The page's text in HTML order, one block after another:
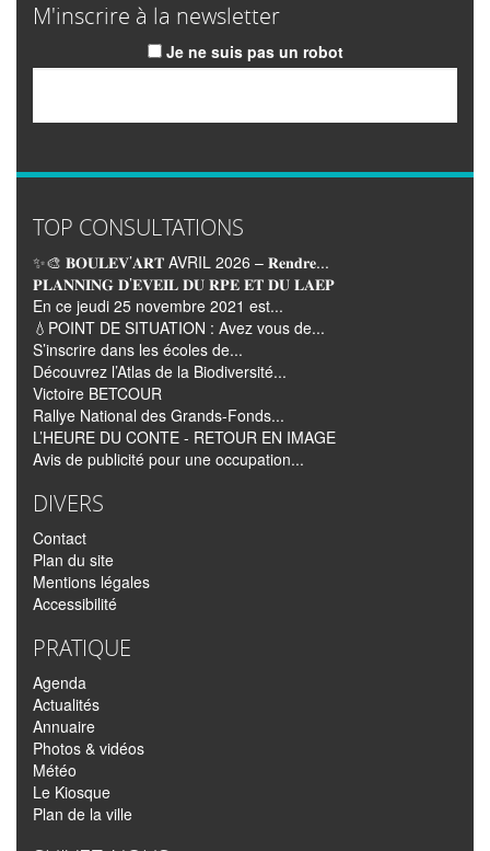
M'inscrire à la newsletter
Je ne suis pas un robot
TOP CONSULTATIONS
✨🎨 𝐁𝐎𝐔𝐋𝐄𝐕’𝐀𝐑𝐓 AVRIL 2026 – 𝐑𝐞𝐧𝐝𝐫𝐞...
𝐏𝐋𝐀𝐍𝐍𝐈𝐍𝐆 𝐃’𝐄𝐕𝐄𝐈𝐋 𝐃𝐔 𝐑𝐏𝐄 𝐄𝐓 𝐃𝐔 𝐋𝐀𝐄𝐏
En ce jeudi 25 novembre 2021 est...
💧POINT DE SITUATION : Avez vous de...
S’inscrire dans les écoles de...
Découvrez l’Atlas de la Biodiversité...
Victoire BETCOUR
Rallye National des Grands-Fonds...
L’HEURE DU CONTE - RETOUR EN IMAGE
Avis de publicité pour une occupation...
DIVERS
Contact
Plan du site
Mentions légales
Accessibilité
PRATIQUE
Agenda
Actualités
Annuaire
Photos & vidéos
Météo
Le Kiosque
Plan de la ville